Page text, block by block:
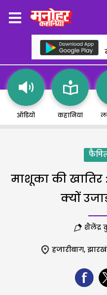
ऑडियो कहानियां
माशूका की खातिर
क्यों
शैलेंद्र
हजारीबाग,